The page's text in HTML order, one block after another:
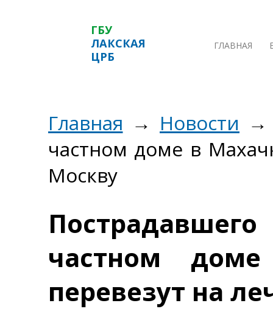
ГБУ
ЛАКСКАЯ
ЦРБ
ГЛАВНАЯ
Главная → Новости →
частном доме в
Москву
частном
перевезут на